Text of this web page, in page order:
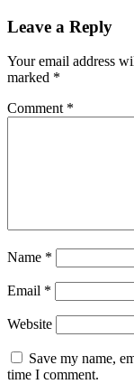
Leave a Reply
Your email address
marked *
Comment *
Name *
Email *
Website
Save my name,
time I comment.